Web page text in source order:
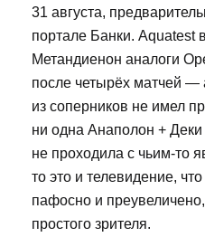
31 августа,
портале Банки. Aquatest
Метандиенон аналоги
после четырёх матчей —
из соперников не имел
ни одна Анаполон +
не проходила с чьим-то
то это и телевидение,
пафосно и
простого зрителя.